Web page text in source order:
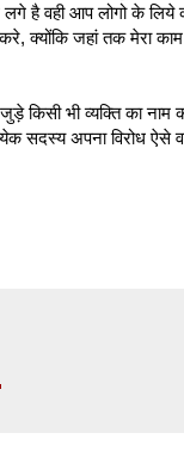
है वही आप लोगो के
क्योंकि जहां तक मेरा
किसी भी व्यक्ति का नाम
सदस्‍य अपना विरोध ऐसे